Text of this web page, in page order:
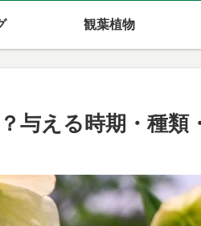
観葉植物
与える時期・種類